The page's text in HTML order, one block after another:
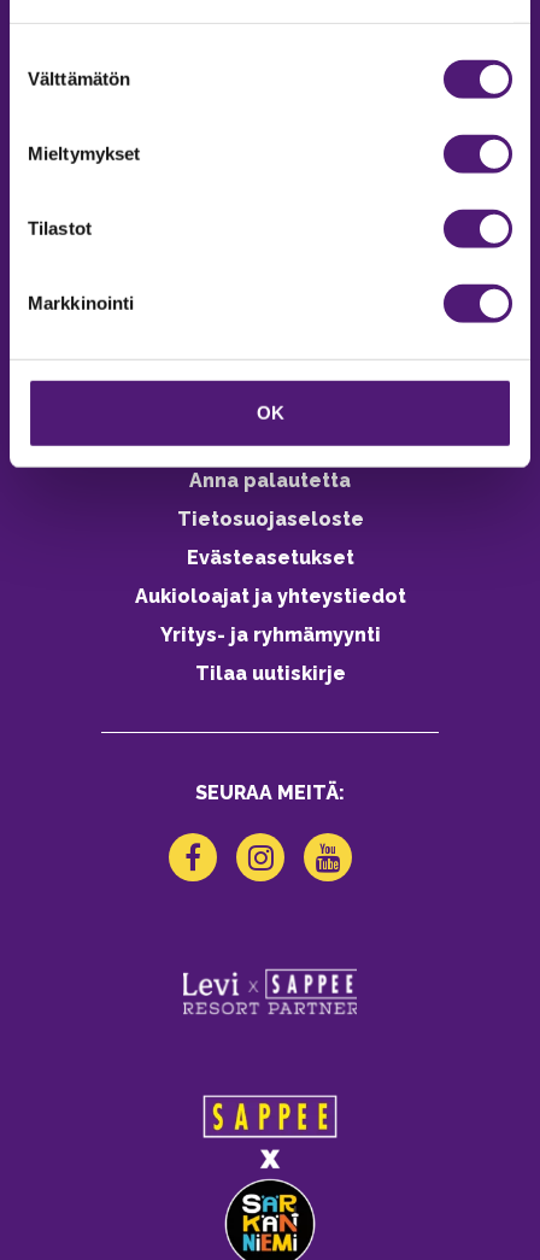
valinta
Välttämätön
Mieltymykset
Tilastot
Markkinointi
OK
Tiedustelut & Varaukset
Vastuullisuus
Ympäristöohjelma
Avoimet työpaikat
Anna palautetta
Tietosuojaseloste
Evästeasetukset
Aukioloajat ja yhteystiedot
Yritys- ja ryhmämyynti
Tilaa uutiskirje
SEURAA MEITÄ: